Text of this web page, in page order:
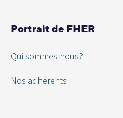
Portrait de FHER
Qui sommes-nous?
Nos adhérents